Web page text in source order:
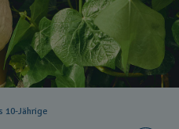
10-Jährige